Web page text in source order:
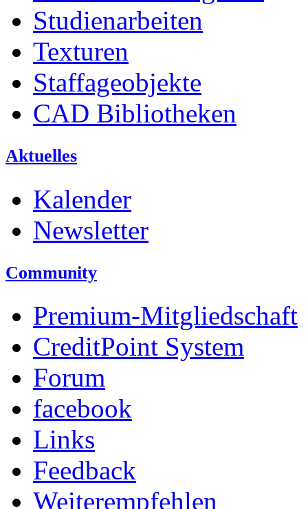
Studienarbeiten
Texturen
Staffageobjekte
CAD Bibliotheken
Aktuelles
Kalender
Newsletter
Community
Premium-Mitgliedschaft
CreditPoint System
Forum
facebook
Links
Feedback
Weiterempfehlen